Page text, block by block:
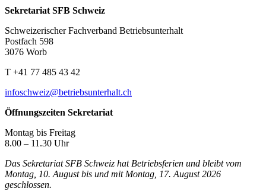
Sekretariat SFB Schweiz
Schweizerischer Fachverband Betriebsunterhalt
Postfach 598
3076 Worb
T +41 77 485 43 42
infoschweiz@betriebsunterhalt.ch
Öffnungszeiten Sekretariat
Montag bis Freitag
8.00 – 11.30 Uhr
Das Sekretariat SFB Schweiz hat Betriebsferien und bleibt vom
Montag, 10. August bis und mit Montag, 17. August 2026
geschlossen.